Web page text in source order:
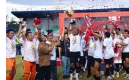
Total Sports
Contact
Pedoman Media Siber